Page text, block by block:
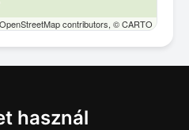
használ
contributors, © CARTO